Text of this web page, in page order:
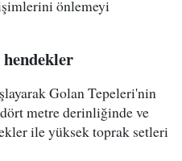
önlemeyi
Golan Tepeleri'nin
metre derinliğinde ve
ile yüksek toprak setleri